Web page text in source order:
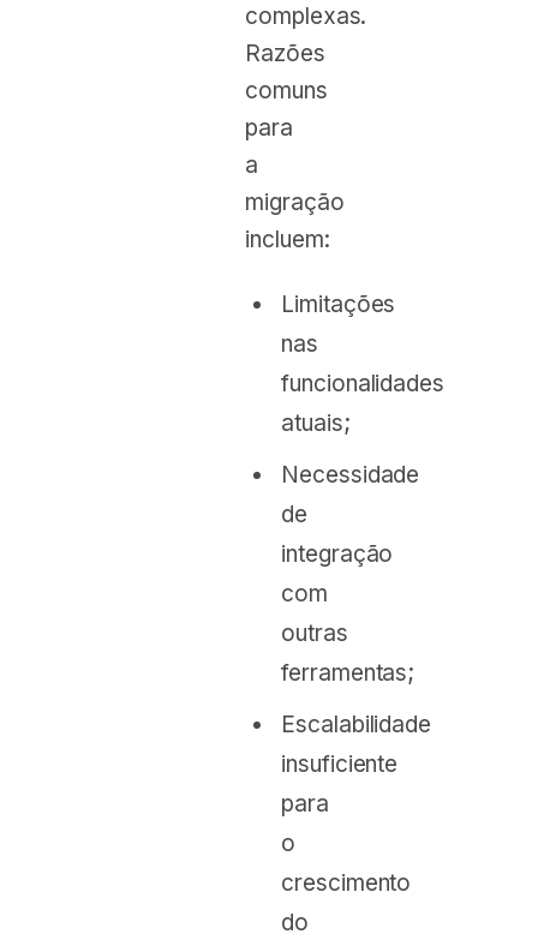
complexas.
Razões
comuns
para
a
migração
incluem:
Limitações
nas
funcionalidades
atuais;
Necessidade
de
integração
com
outras
ferramentas;
Escalabilidade
insuficiente
para
o
crescimento
do